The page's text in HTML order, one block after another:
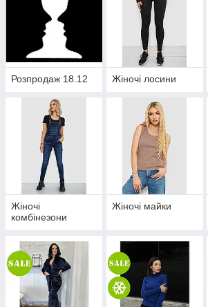
Розпродаж 18.12 Жіночі лосини
Жіночі
комбінезони
Жіночі майки